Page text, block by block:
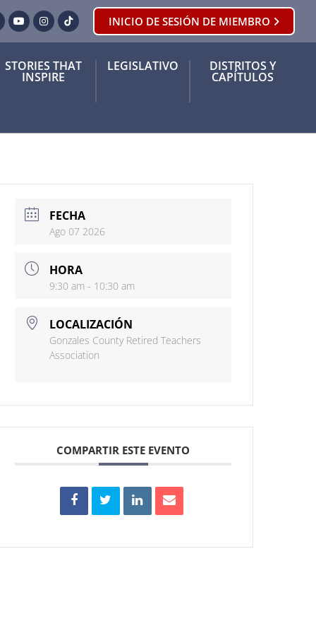
YouTubeInstagram
Tik Tok INICIO DE SESIÓN DE MIEMBRO
STORIES THAT
INSPIRE
LEGISLATIVO DISTRITOS Y
CAPÍTULOS
FECHA
Ago 07 2026
HORA
9:30 am - 10:30 am
LOCALIZACIÓN
Gonzales County Retired Teachers
Association
COMPARTIR ESTE EVENTO